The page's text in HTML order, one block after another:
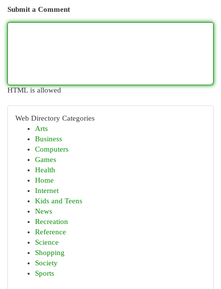
Submit a Comment
HTML is allowed
Web Directory Categories
Arts
Business
Computers
Games
Health
Home
Internet
Kids and Teens
News
Recreation
Reference
Science
Shopping
Society
Sports